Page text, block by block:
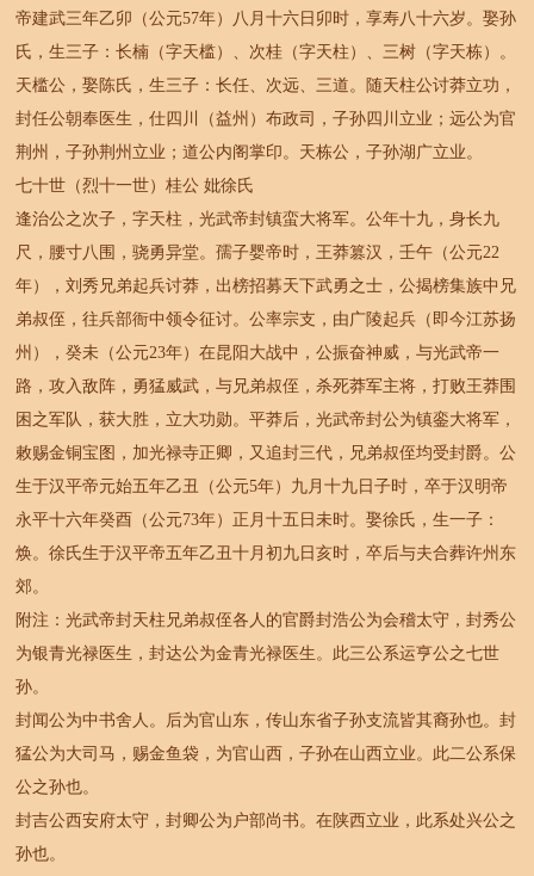
帝建武三年乙卯（公元57年）八月十六日卯时，享寿八十六岁。娶孙
氏，生三子：长楠（字天槛）、次桂（字天柱）、三树（字天栋）。
天槛公，娶陈氏，生三子：长任、次远、三道。随天柱公讨莽立功，
封任公朝奉医生，仕四川（益州）布政司，子孙四川立业；远公为官
荆州，子孙荆州立业；道公内阁掌印。天栋公，子孙湖广立业。
七十世（烈十一世）桂公 妣徐氏
逢治公之次子，字天柱，光武帝封镇蛮大将军。公年十九，身长九
尺，腰寸八围，骁勇异堂。孺子婴帝时，王莽篡汉，壬午（公元22
年），刘秀兄弟起兵讨莽，出榜招募天下武勇之士，公揭榜集族中兄
弟叔侄，往兵部衙中领令征讨。公率宗支，由广陵起兵（即今江苏扬
州），癸未（公元23年）在昆阳大战中，公振奋神威，与光武帝一
路，攻入敌阵，勇猛威武，与兄弟叔侄，杀死莽军主将，打败王莽围
困之军队，获大胜，立大功勋。平莽后，光武帝封公为镇銮大将军，
敕赐金铜宝图，加光禄寺正卿，又追封三代，兄弟叔侄均受封爵。公
生于汉平帝元始五年乙丑（公元5年）九月十九日子时，卒于汉明帝
永平十六年癸酉（公元73年）正月十五日未时。娶徐氏，生一子：
焕。徐氏生于汉平帝五年乙丑十月初九日亥时，卒后与夫合葬许州东
郊。
附注：光武帝封天柱兄弟叔侄各人的官爵封浩公为会稽太守，封秀公
为银青光禄医生，封达公为金青光禄医生。此三公系运亨公之七世
孙。
封闻公为中书舍人。后为官山东，传山东省子孙支流皆其裔孙也。封
猛公为大司马，赐金鱼袋，为官山西，子孙在山西立业。此二公系保
公之孙也。
封吉公西安府太守，封卿公为户部尚书。在陕西立业，此系处兴公之
孙也。